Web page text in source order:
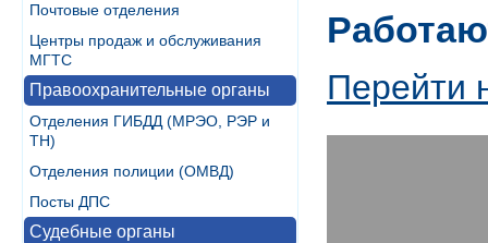
Почтовые отделения
Центры продаж и обслуживания
МГТС
Правоохранительные органы
Отделения ГИБДД (МРЭО, РЭР и
ТН)
Отделения полиции (ОМВД)
Посты ДПС
Судебные органы
Перейти